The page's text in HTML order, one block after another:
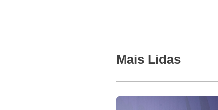
Mais Lidas